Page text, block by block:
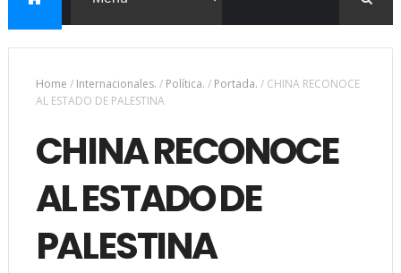
Home / Internacionales. / Política. / Portada. / CHINA RECONOCE
AL ESTADO DE PALESTINA
CHINA RECONOCE
AL ESTADO DE
PALESTINA